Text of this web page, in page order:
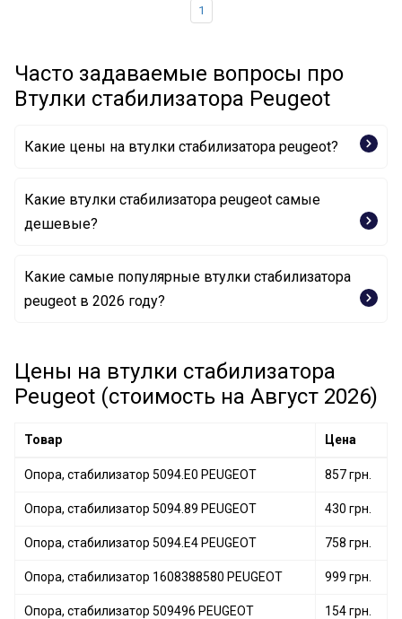
1
Часто задаваемые вопросы про
Втулки стабилизатора Peugeot
Какие цены на втулки стабилизатора peugeot?
Какие втулки стабилизатора peugeot самые
дешевые?
Опора, стабилизатор 509496 PEUGEOT
Опора, стабилизатор 5094.E6 PEUGEOT
Какие самые популярные втулки стабилизатора
peugeot в 2026 году?
Цены на втулки стабилизатора
Peugeot (стоимость на Август 2026)
Товар Цена
Опора, стабилизатор 5094.E0 PEUGEOT 857 грн.
Опора, стабилизатор 5094.89 PEUGEOT 430 грн.
Опора, стабилизатор 5094.E4 PEUGEOT 758 грн.
Опора, стабилизатор 1608388580 PEUGEOT 999 грн.
Опора, стабилизатор 509496 PEUGEOT 154 грн.